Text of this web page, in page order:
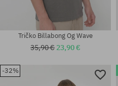
Dostupné veľkosti:
Tričko Billabong Og Wave
35,90 € 23,90 €
-32%